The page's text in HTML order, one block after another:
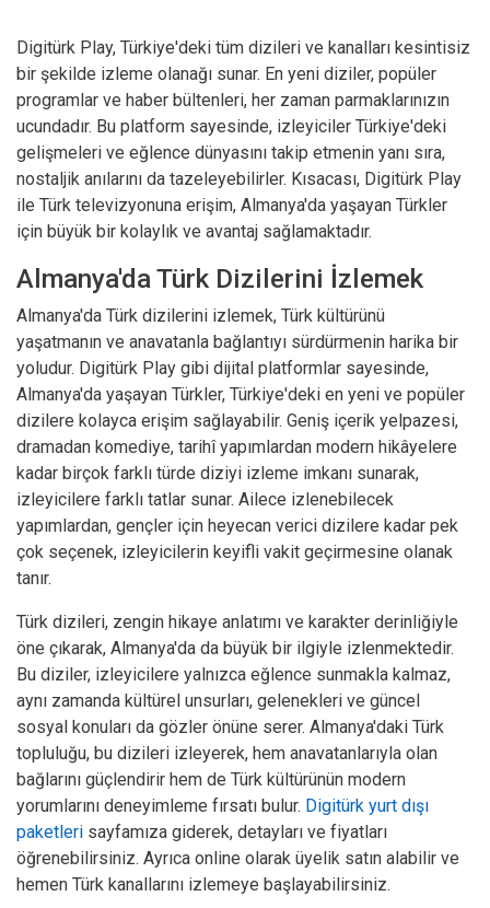
Digitürk Play, Türkiye'deki tüm dizileri ve kanalları kesintisiz
bir şekilde izleme olanağı sunar. En yeni diziler, popüler
programlar ve haber bültenleri, her zaman parmaklarınızın
ucundadır. Bu platform sayesinde, izleyiciler Türkiye'deki
gelişmeleri ve eğlence dünyasını takip etmenin yanı sıra,
nostaljik anılarını da tazeleyebilirler. Kısacası, Digitürk Play
ile Türk televizyonuna erişim, Almanya'da yaşayan Türkler
için büyük bir kolaylık ve avantaj sağlamaktadır.
Almanya'da Türk Dizilerini İzlemek
Almanya'da Türk dizilerini izlemek, Türk kültürünü
yaşatmanın ve anavatanla bağlantıyı sürdürmenin harika bir
yoludur. Digitürk Play gibi dijital platformlar sayesinde,
Almanya'da yaşayan Türkler, Türkiye'deki en yeni ve popüler
dizilere kolayca erişim sağlayabilir. Geniş içerik yelpazesi,
dramadan komediye, tarihî yapımlardan modern hikâyelere
kadar birçok farklı türde diziyi izleme imkanı sunarak,
izleyicilere farklı tatlar sunar. Ailece izlenebilecek
yapımlardan, gençler için heyecan verici dizilere kadar pek
çok seçenek, izleyicilerin keyifli vakit geçirmesine olanak
tanır.
Türk dizileri, zengin hikaye anlatımı ve karakter derinliğiyle
öne çıkarak, Almanya'da da büyük bir ilgiyle izlenmektedir.
Bu diziler, izleyicilere yalnızca eğlence sunmakla kalmaz,
aynı zamanda kültürel unsurları, gelenekleri ve güncel
sosyal konuları da gözler önüne serer. Almanya'daki Türk
topluluğu, bu dizileri izleyerek, hem anavatanlarıyla olan
bağlarını güçlendirir hem de Türk kültürünün modern
yorumlarını deneyimleme fırsatı bulur. Digitürk yurt dışı
paketleri sayfamıza giderek, detayları ve fiyatları
öğrenebilirsiniz. Ayrıca online olarak üyelik satın alabilir ve
hemen Türk kanallarını izlemeye başlayabilirsiniz.